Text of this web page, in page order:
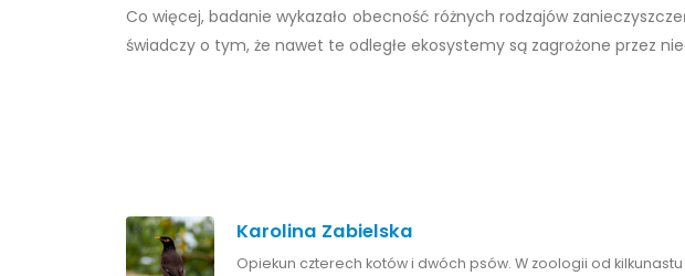
Co więcej, badanie wykazało obecność różnych rodzajów
świadczy o tym, że nawet te odległe ekosystemy są zagrożone przez
Karolina Zabielska
Opiekun czterech kotów i dwóch psów. W zoologii od